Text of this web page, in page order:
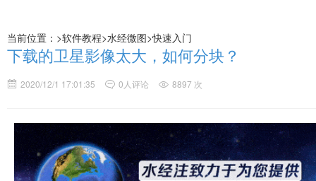
当前位置：>软件教程>水经微图>快速入门
下载的卫星影像太大，如何分块？
2020/12/1 17:01:35 0人评论 8897 次